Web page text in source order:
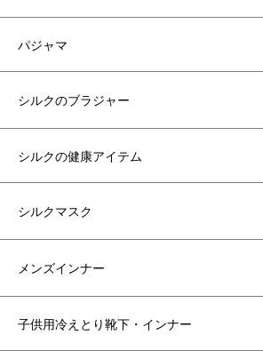
パジャマ
シルクのブラジャー
シルクの健康アイテム
シルクマスク
メンズインナー
子供用冷えとり靴下・インナー